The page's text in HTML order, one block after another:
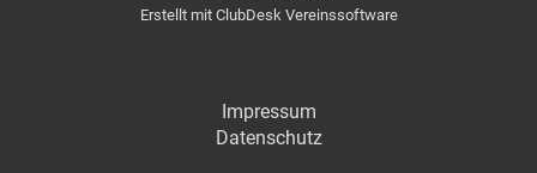
Erstellt mit ClubDesk Vereinssoftware
Impressum
Datenschutz